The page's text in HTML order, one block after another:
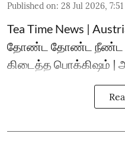
Published on: 28 Jul 2026,
Tea Time News |
தோண்ட தோண்ட நீண்ட
கிடைத்த பொக்கிஷம் |